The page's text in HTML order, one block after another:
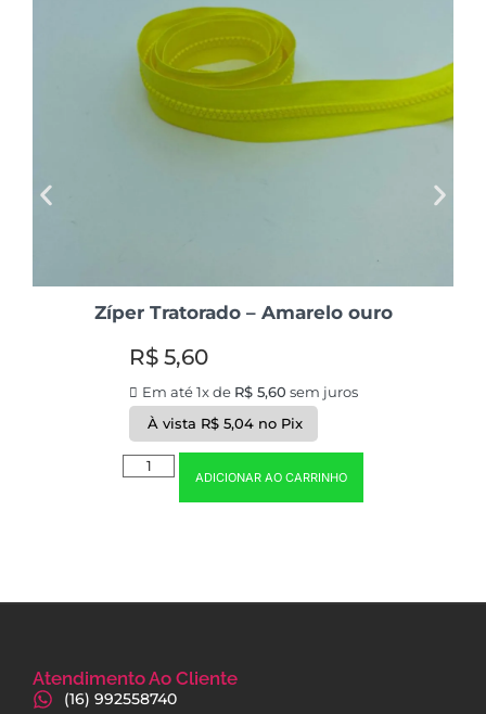
Zíper Tratorado – Amarelo ouro
R$5,60
Em até 1x de R$5,60 sem juros
À vista R$ 5,04 no Pix
ADICIONAR AO CARRINHO
Atendimento Ao Cliente
(16) 992558740